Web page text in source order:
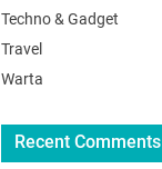
Techno & Gadget
Travel
Warta
Recent Comments